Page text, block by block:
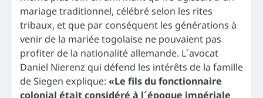
mariage traditionnel, célébré selon les rites
tribaux, et que par conséquent les générations à
venir de la mariée togolaise ne pouvaient pas
profiter de la nationalité allemande. L´avocat
Daniel Nierenz qui défend les intérêts de la famille
de Siegen explique: «Le fils du fonctionnaire
colonial était considéré à l´époque impériale